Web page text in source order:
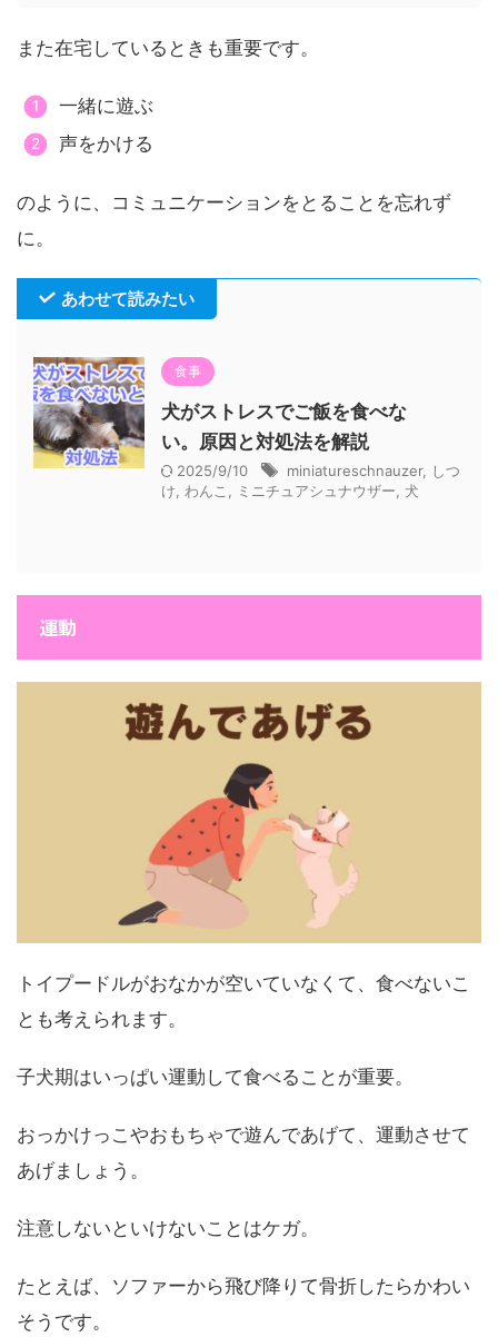
また在宅しているときも重要です。
一緒に遊ぶ
声をかける
のように、コミュニケーションをとることを忘れず
に。
あわせて読みたい
食事
犬がストレスでご飯を食べな
い。原因と対処法を解説
2025/9/10 miniatureschnauzer,
しつ
け
わんこ ミニチュアシュナウザー 犬
運動
トイプードルがおなかが空いていなくて、食べないこ
とも考えられます。
子犬期はいっぱい運動して食べることが重要。
おっかけっこやおもちゃで遊んであげて、運動させて
あげましょう。
注意しないといけないことはケガ。
たとえば、ソファーから飛び降りて骨折したらかわい
そうです。